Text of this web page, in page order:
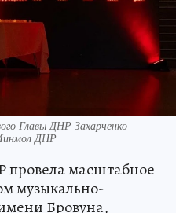
Главы ДНР Захарченко
ДНР
провела масштабное
музыкально-
Бровуна,